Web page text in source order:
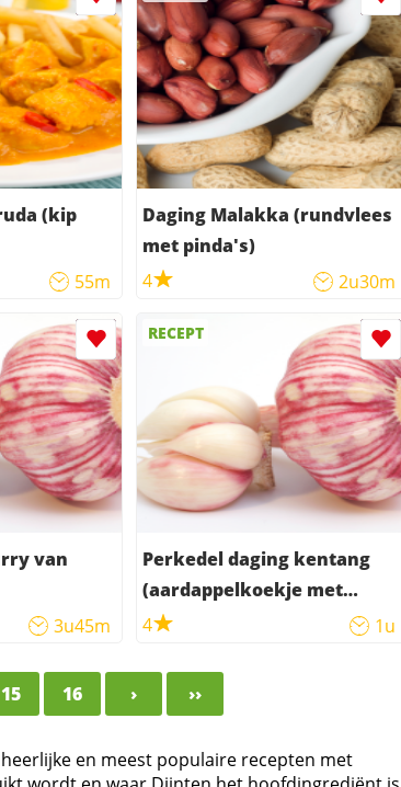
(kip
55m
Daging Malakka (rundvlees
met pinda's)
4
2u30m
van
3u45m
RECEPT
Perkedel daging kentang
(aardappelkoekje met
rundvlees)
4 1u
15 16 › ››
en meest populaire recepten met